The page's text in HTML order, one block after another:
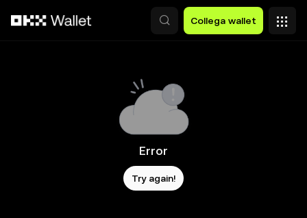
Collega wallet
Error
Try again!